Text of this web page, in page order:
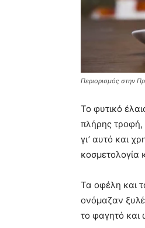
Περιορισμός στην
Το φυτικό
πλήρης τροφή,
γι’ αυτό και
κοσμετολογία
Τα οφέλη και
ονόμαζαν
το φαγητό και